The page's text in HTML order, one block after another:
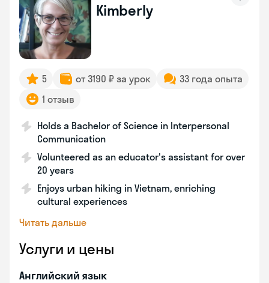
Kimberly
5 от 3190 ₽ за урок
33 года опыта
1 отзыв
Holds a Bachelor of Science in Interpersonal
Communication
Volunteered as an educator's assistant for over
20 years
Enjoys urban hiking in Vietnam, enriching
cultural experiences
Читать дальше
Услуги и цены
Английский язык